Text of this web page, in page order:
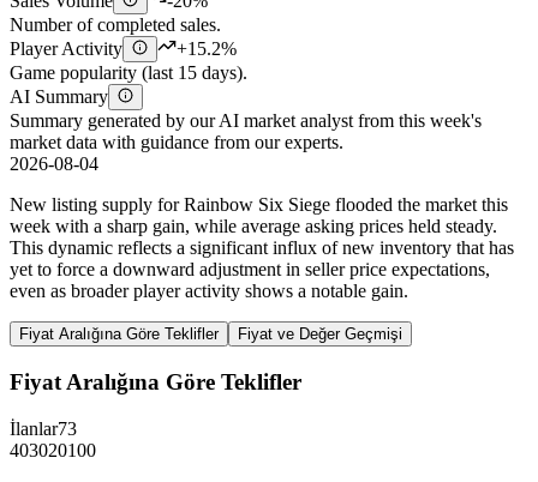
Number of completed sales.
Player Activity
+15.2%
Game popularity (last 15 days).
AI Summary
Summary generated by our AI market analyst from this week's
market data with guidance from our experts.
2026-08-04
New listing supply for Rainbow Six Siege flooded the market this
week with a sharp gain, while average asking prices held steady.
This dynamic reflects a significant influx of new inventory that has
yet to force a downward adjustment in seller price expectations,
even as broader player activity shows a notable gain.
Fiyat Aralığına Göre Teklifler Fiyat ve Değer Geçmişi
Fiyat Aralığına Göre Teklifler
İlanlar73
403020100